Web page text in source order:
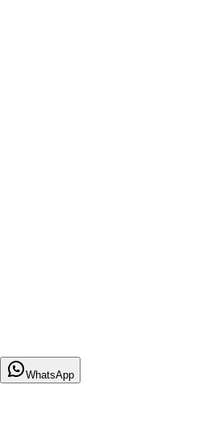
WhatsApp